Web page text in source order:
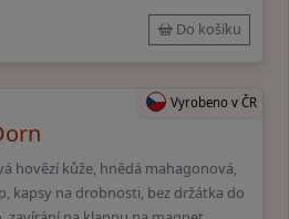
Do košíku
Vyrobeno v ČR
hovězí kůže, hnědá mahagonová,
kapsy na drobnosti, bez držátka do